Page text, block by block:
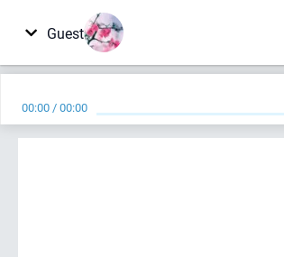
Guest
00:00 /00:00